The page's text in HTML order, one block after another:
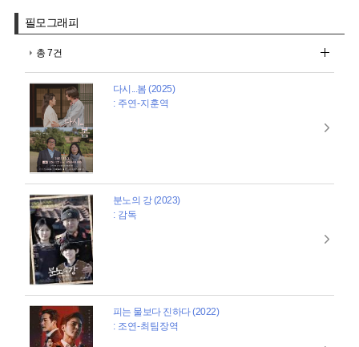
필모그래피
총 7건
다시...봄 (2025)
: 주연-지훈역
분노의 강 (2023)
: 감독
피는 물보다 진하다 (2022)
: 조연-최팀장역